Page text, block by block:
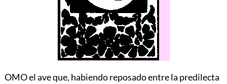
OMO el ave que, habiendo reposado entre la predilecta